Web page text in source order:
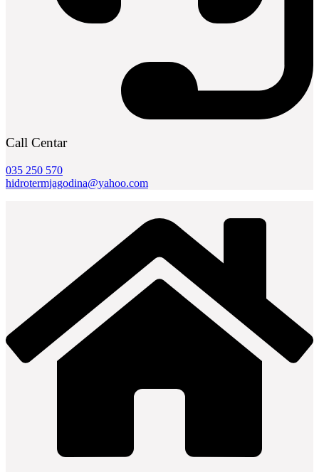
Call Centar
035 250 570
hidrotermjagodina@yahoo.com